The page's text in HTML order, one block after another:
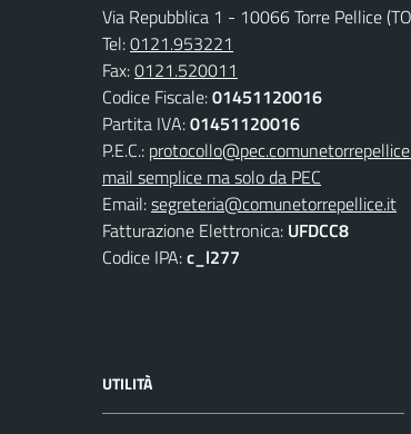
Via Repubblica 1 - 10066 Torre Pellice
Tel:0121.953221
Fax:0121.520011
Codice Fiscale:01451120016
Partita IVA:01451120016
P.E.C.:
mail semplice ma solo da PEC
Email:segreteria@comunetorrepellice.it
Fatturazione Elettronica: UFDCC8
Codice IPA:c_l277
UTILITÀ